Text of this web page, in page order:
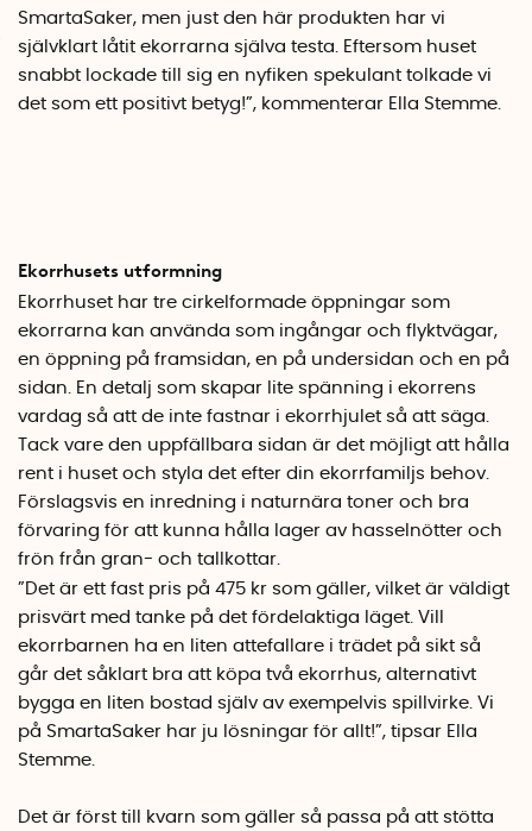
SmartaSaker, men just den här produkten har vi
självklart låtit ekorrarna själva testa. Eftersom huset
snabbt lockade till sig en nyfiken spekulant tolkade vi
det som ett positivt betyg!”, kommenterar Ella Stemme.
Ekorrhusets utformning
Ekorrhuset har tre cirkelformade öppningar som
ekorrarna kan använda som ingångar och flyktvägar,
en öppning på framsidan, en på undersidan och en på
sidan. En detalj som skapar lite spänning i ekorrens
vardag så att de inte fastnar i ekorrhjulet så att säga.
Tack vare den uppfällbara sidan är det möjligt att hålla
rent i huset och styla det efter din ekorrfamiljs behov.
Förslagsvis en inredning i naturnära toner och bra
förvaring för att kunna hålla lager av hasselnötter och
frön från gran- och tallkottar.
”Det är ett fast pris på 475 kr som gäller, vilket är väldigt
prisvärt med tanke på det fördelaktiga läget. Vill
ekorrbarnen ha en liten attefallare i trädet på sikt så
går det såklart bra att köpa två ekorrhus, alternativt
bygga en liten bostad själv av exempelvis spillvirke. Vi
på SmartaSaker har ju lösningar för allt!”, tipsar Ella
Stemme.
Det är först till kvarn som gäller så passa på att stötta